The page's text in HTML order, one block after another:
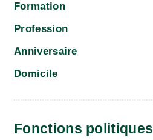
Formation
Profession
Anniversaire
Domicile
Fonctions politiques